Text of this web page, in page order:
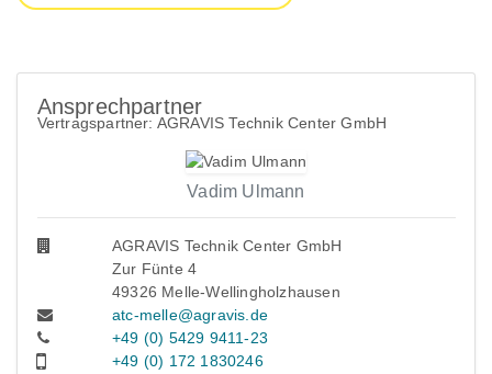
Ansprechpartner
Vertragspartner: AGRAVIS Technik Center GmbH
Vadim Ulmann
AGRAVIS Technik Center GmbH
Zur Fünte 4
49326 Melle-Wellingholzhausen
atc-melle@agravis.de
+49 (0) 5429 9411-23
+49 (0) 172 1830246